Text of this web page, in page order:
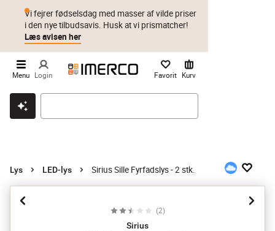
Klik & hent Byt i 1 år Prismatch
Vi fejrer fødselsdag med masser af vilde priser
i den nye tilbudsavis. Husk at vi prismatcher!
Læs avisen her
Menu Login Favorit Kurv
Lys LED-lys Sirius Sille Fyrfadslys - 2 stk.
(2)
Sirius